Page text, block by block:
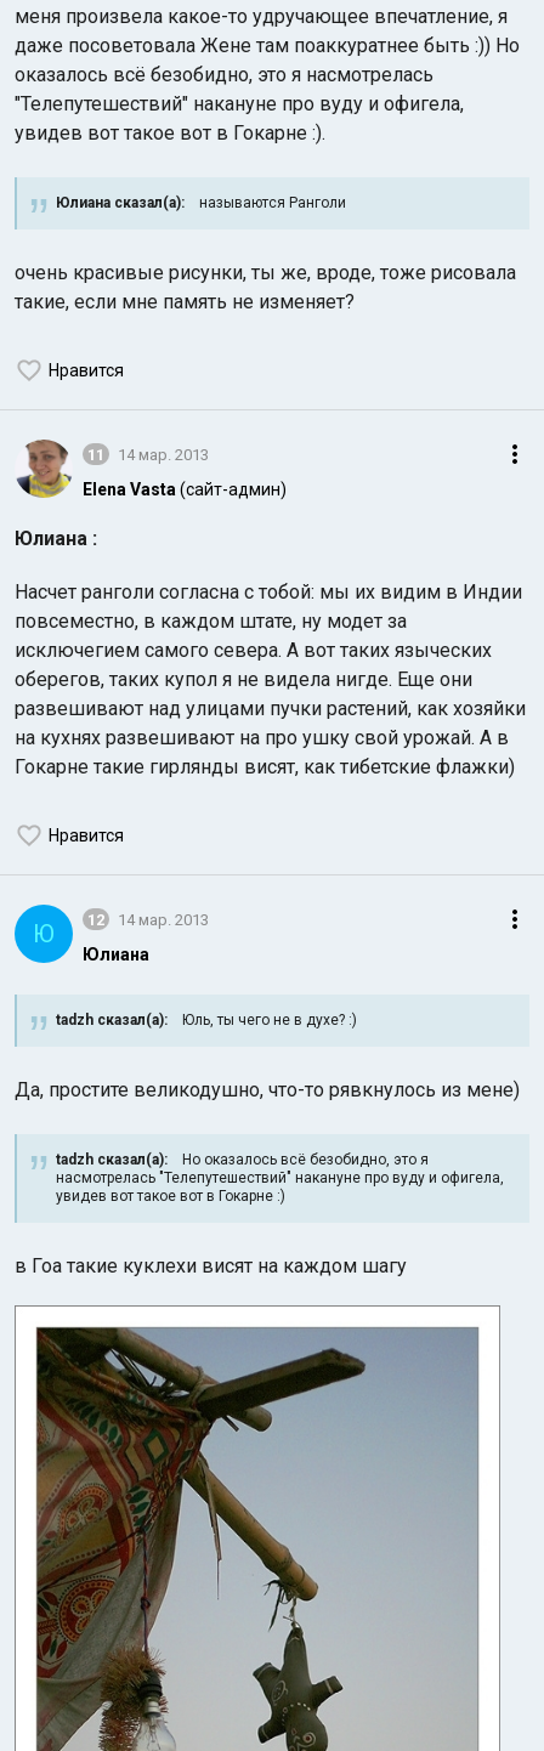
меня произвела какое-то удручающее впечатление, я
даже посоветовала Жене там поаккуратнее быть :)) Но
оказалось всё безобидно, это я насмотрелась
"Телепутешествий" накануне про вуду и офигела,
увидев вот такое вот в Гокарне :).
Юлиана сказал(а): называются Ранголи
очень красивые рисунки, ты же, вроде, тоже рисовала
такие, если мне память не изменяет?
Нравится
11 14 мар. 2013
Elena Vasta (сайт-админ)
Юлиана :
Насчет ранголи согласна с тобой: мы их видим в Индии
повсеместно, в каждом штате, ну модет за
исключегием самого севера. А вот таких языческих
оберегов, таких купол я не видела нигде. Еще они
развешивают над улицами пучки растений, как хозяйки
на кухнях развешивают на про ушку свой урожай. А в
Гокарне такие гирлянды висят, как тибетские флажки)
Нравится
Ю 12 14 мар. 2013
Юлиана
tadzh сказал(а): Юль, ты чего не в духе? :)
Да, простите великодушно, что-то рявкнулось из мене)
tadzh сказал(а): Но оказалось всё безобидно, это я
насмотрелась "Телепутешествий" накануне про вуду и офигела,
увидев вот такое вот в Гокарне :)
в Гоа такие куклехи висят на каждом шагу